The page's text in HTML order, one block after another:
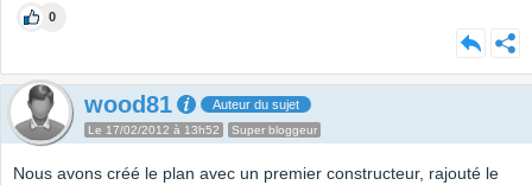
0
wood81 Auteur du sujet
Le 17/02/2012 à 13h52 Super bloggeur
Nous avons créé le plan avec un premier constructeur, rajouté le